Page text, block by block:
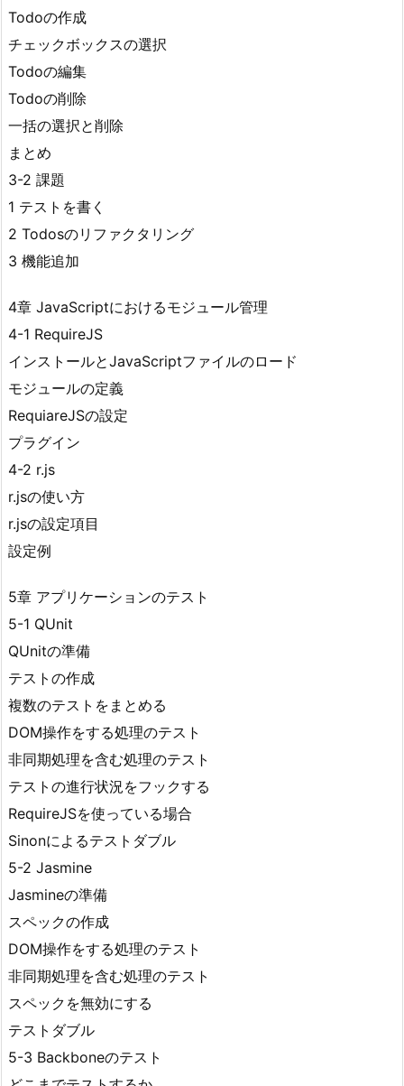
Todoの作成
チェックボックスの選択
Todoの編集
Todoの削除
一括の選択と削除
まとめ
3-2 課題
1 テストを書く
2 Todosのリファクタリング
3 機能追加
4章 JavaScriptにおけるモジュール管理
4-1 RequireJS
インストールとJavaScriptファイルのロード
モジュールの定義
RequiareJSの設定
プラグイン
4-2 r.js
r.jsの使い方
r.jsの設定項目
設定例
5章 アプリケーションのテスト
5-1 QUnit
QUnitの準備
テストの作成
複数のテストをまとめる
DOM操作をする処理のテスト
非同期処理を含む処理のテスト
テストの進行状況をフックする
RequireJSを使っている場合
Sinonによるテストダブル
5-2 Jasmine
Jasmineの準備
スペックの作成
DOM操作をする処理のテスト
非同期処理を含む処理のテスト
スペックを無効にする
テストダブル
5-3 Backboneのテスト